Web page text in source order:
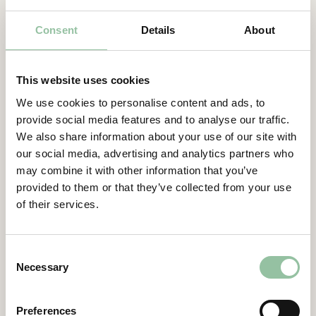
Consent Details About
This website uses cookies
We use cookies to personalise content and ads, to
provide social media features and to analyse our traffic.
We also share information about your use of our site with
our social media, advertising and analytics partners who
may combine it with other information that you’ve
provided to them or that they’ve collected from your use
of their services.
Selection
Necessary
Preferences
Efterfrågan ökar och vi får löpande fler
förfrågningar på systemet och en ström av
nya ordrar. Sedan november har
månad vilket betyder att vi nu nått en ny nivå
i att omvandla det stora kundintresset för
Freemelt ONE till ordrar.
Elektronstrålen är framtidssäkrad och
tekniken i sig är på många sätt överlägsen
den i våra konkurrenters maskiner som
innehåller laser som energikälla. Vi är
överlägsna på att styra strålen till exakt rätt
Sedan utgången av första kvartalet 2021 så
har vi nästan fördubblat antalet anställda på
Freemelt då vi gått från 16 anställda till 28.